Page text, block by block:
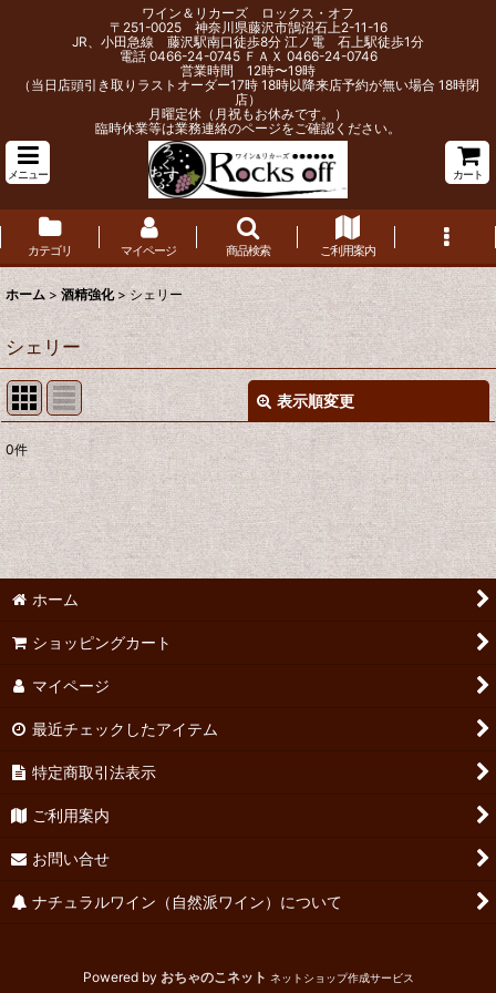
ワイン＆リカーズ ロックス・オフ
〒251-0025 神奈川県藤沢市鵠沼石上2-11-16
JR、小田急線 藤沢駅南口徒歩8分 江ノ電 石上駅徒歩1分
電話 0466-24-0745 ＦＡＸ 0466-24-0746
営業時間 12時〜19時
（当日店頭引き取りラストオーダー17時 18時以降来店予約が無い場合 18時閉
店）
月曜定休（月祝もお休みです。）
臨時休業等は業務連絡のページをご確認ください。
メニュー カート
カテゴリ マイページ 商品検索 ご利用案内
ホーム > 酒精強化 > シェリー
シェリー
表示順変更
表示数 :
並び順 :
0件
ホーム
ショッピングカート
マイページ
最近チェックしたアイテム
特定商取引法表示
ご利用案内
お問い合せ
ナチュラルワイン（自然派ワイン）について
Powered by おちゃのこネット ネットショップ作成サービス